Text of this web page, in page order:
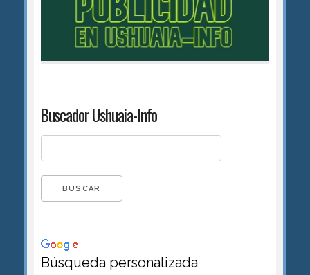
Buscador Ushuaia-Info
Búsqueda personalizada